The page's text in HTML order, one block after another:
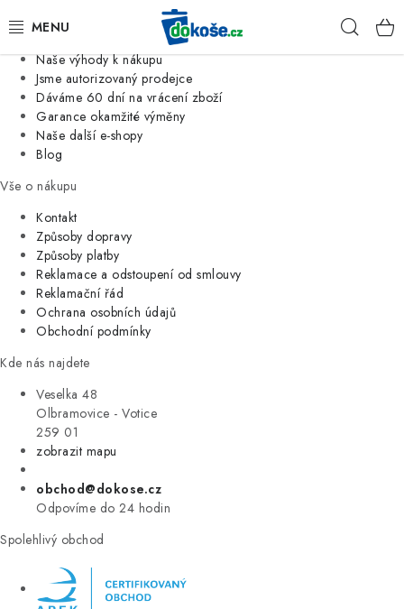
Jsme tradiční česká firma
Naše výhody k nákupu
Jsme autorizovaný prodejce
Dáváme 60 dní na vrácení zboží
Garance okamžité výměny
Naše další e-shopy
Blog
Vše o nákupu
Kontakt
Způsoby dopravy
Způsoby platby
Reklamace a odstoupení od smlouvy
Reklamační řád
Ochrana osobních údajů
Obchodní podmínky
Kde nás najdete
Veselka 48
Olbramovice - Votice
259 01
zobrazit mapu
obchod@dokose.cz
Odpovíme do 24 hodin
Spolehlivý obchod
KOŠE
SÁČKY
KUCHYNĚ
ORGANIZACE
DOMÁCNOST
ÚKLID
VÝPRODEJ
ZNAČKY
Úvod Kontakt Blog
Moje objednávka